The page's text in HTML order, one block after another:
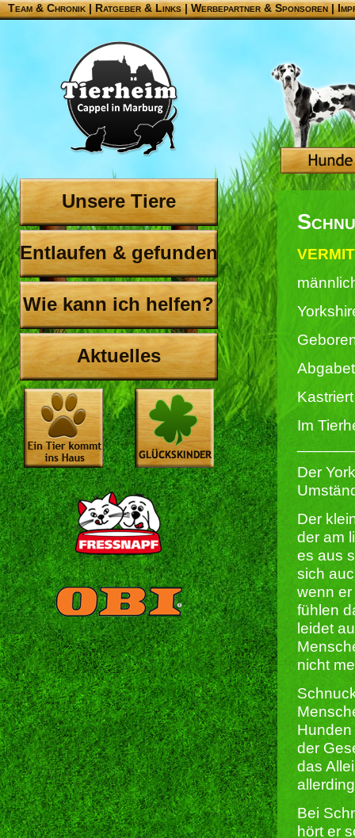
Team & Chronik |Ratgeber & Links|Werbepartner & Sponsoren|
Unsere Tiere
Entlaufen & gefunden
Wie kann ich helfen?
Aktuelles
Im
Der
Der
der am
es aus
sich
wenn
fühlen
leidet
nicht
der
das
Bei
hört er